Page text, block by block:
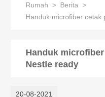
Rumah > Berita >
Handuk microfiber cetak
Handuk
Nestle ready
20-08-2021